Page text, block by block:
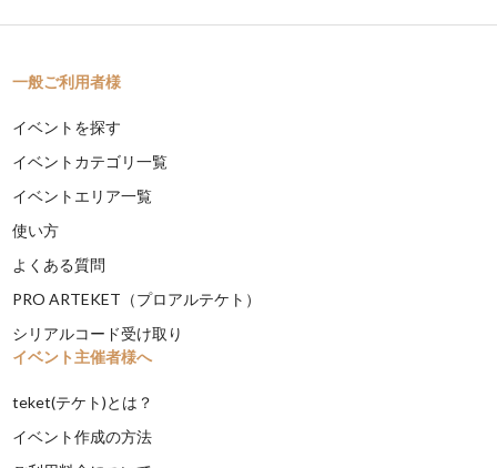
一般ご利用者様
イベントを探す
イベントカテゴリ一覧
イベントエリア一覧
使い方
よくある質問
PRO ARTEKET（プロアルテケト）
シリアルコード受け取り
イベント主催者様へ
teket(テケト)とは？
イベント作成の方法